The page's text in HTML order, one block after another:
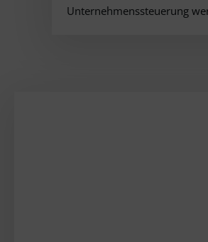
Unternehmenssteuerung